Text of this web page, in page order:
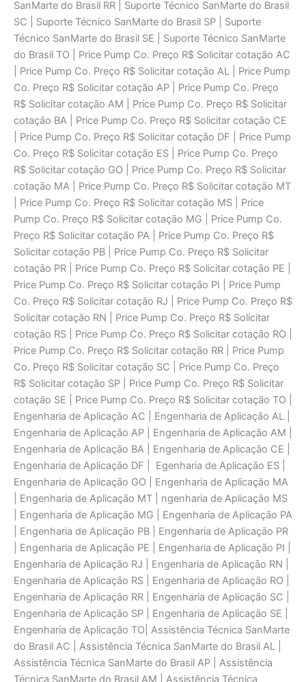
SanMarte do Brasil RR | Suporte Técnico SanMarte do Brasil
SC | Suporte Técnico SanMarte do Brasil SP | Suporte
Técnico SanMarte do Brasil SE | Suporte Técnico SanMarte
do Brasil TO | Price Pump Co. Preço R$ Solicitar cotaçāo AC
| Price Pump Co. Preço R$ Solicitar cotaçāo AL | Price Pump
Co. Preço R$ Solicitar cotaçāo AP | Price Pump Co. Preço
R$ Solicitar cotaçāo AM | Price Pump Co. Preço R$ Solicitar
cotaçāo BA | Price Pump Co. Preço R$ Solicitar cotaçāo CE
| Price Pump Co. Preço R$ Solicitar cotaçāo DF | Price Pump
Co. Preço R$ Solicitar cotaçāo ES | Price Pump Co. Preço
R$ Solicitar cotaçāo GO | Price Pump Co. Preço R$ Solicitar
cotaçāo MA | Price Pump Co. Preço R$ Solicitar cotaçāo MT
| Price Pump Co. Preço R$ Solicitar cotaçāo MS | Price
Pump Co. Preço R$ Solicitar cotaçāo MG | Price Pump Co.
Preço R$ Solicitar cotaçāo PA | Price Pump Co. Preço R$
Solicitar cotaçāo PB | Price Pump Co. Preço R$ Solicitar
cotaçāo PR | Price Pump Co. Preço R$ Solicitar cotaçāo PE |
Price Pump Co. Preço R$ Solicitar cotaçāo PI | Price Pump
Co. Preço R$ Solicitar cotaçāo RJ | Price Pump Co. Preço R$
Solicitar cotaçāo RN | Price Pump Co. Preço R$ Solicitar
cotaçāo RS | Price Pump Co. Preço R$ Solicitar cotaçāo RO |
Price Pump Co. Preço R$ Solicitar cotaçāo RR | Price Pump
Co. Preço R$ Solicitar cotaçāo SC | Price Pump Co. Preço
R$ Solicitar cotaçāo SP | Price Pump Co. Preço R$ Solicitar
cotaçāo SE | Price Pump Co. Preço R$ Solicitar cotaçāo TO |
Engenharia de Aplicaçāo AC | Engenharia de Aplicaçāo AL |
Engenharia de Aplicaçāo AP | Engenharia de Aplicaçāo AM |
Engenharia de Aplicaçāo BA | Engenharia de Aplicaçāo CE |
Engenharia de Aplicaçāo DF | Egenharia de Aplicaçāo ES |
Engenharia de Aplicaçāo GO | Engenharia de Aplicaçāo MA
| Engenharia de Aplicaçāo MT | ngenharia de Aplicaçāo MS
| Engenharia de Aplicaçāo MG | Engenharia de Aplicaçāo PA
| Engenharia de Aplicaçāo PB | Engenharia de Aplicaçāo PR
| Engenharia de Aplicaçāo PE | Engenharia de Aplicaçāo PI |
Engenharia de Aplicaçāo RJ | Engenharia de Aplicaçāo RN |
Engenharia de Aplicaçāo RS | Engenharia de Aplicaçāo RO |
Engenharia de Aplicaçāo RR | Engenharia de Aplicaçāo SC |
Engenharia de Aplicaçāo SP | Engenharia de Aplicaçāo SE |
Engenharia de Aplicaçāo TO| Assistência Técnica SanMarte
do Brasil AC | Assistência Técnica SanMarte do Brasil AL |
Assistência Técnica SanMarte do Brasil AP | Assistência
Técnica SanMarte do Brasil AM | Assistência Técnica